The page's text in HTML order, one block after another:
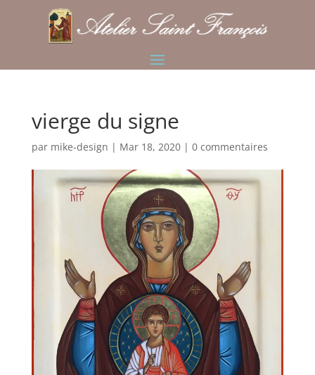
vierge du signe
par mike-design | Mar 18, 2020| 0 commentaires